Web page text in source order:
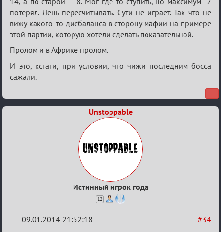
потерял. Лень пересчитывать. Сути не играет. Так что не
вижу какого-то дисбаланса в сторону мафии на примере
этой партии, которую хотели сделать показательной.
Пролом и в Африке пролом.
И это, кстати, при условии, что чижи последним босса
сажали.
Unstoppable
Истинный игрок года
12
#34
09.01.2014 21:52:18